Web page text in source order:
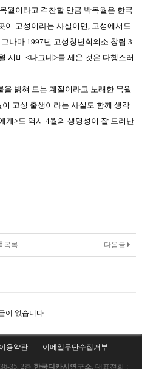
월이라고 격찬할 만큼 박목월은 한국
이 고성이라는 사실이면, 고성에서도
나마 1997년 고성청년회의소 창립 3
시비 <나그네>를 세운 것은 다행스러
밝혀 드는 계절이라고 노래한 목월
고성 출생이라는 사실도 함께 생각
게>도 역시 4월의 생명성이 잘 드러난
다음글
목록
이 없습니다.
용약관 이메일무단수집거부
35, 2층 한국디카시연구소. 대표전화 :